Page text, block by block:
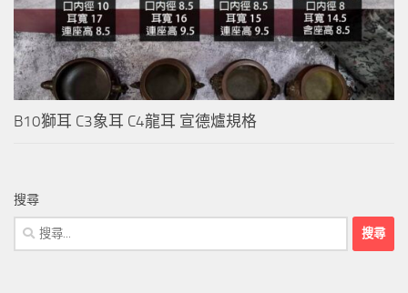
B10獅耳 C3象耳 C4龍耳 宣德爐規格
搜尋
搜
尋